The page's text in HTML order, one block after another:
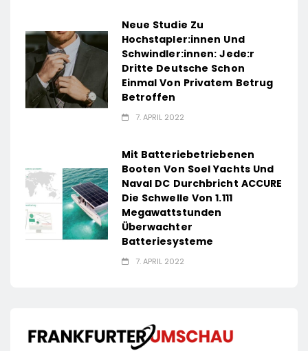
Neue Studie Zu
Hochstapler:innen Und
Schwindler:innen: Jede:r
Dritte Deutsche Schon
Einmal Von Privatem Betrug
Betroffen
7. APRIL 2022
Mit Batteriebetriebenen
Booten Von Soel Yachts Und
Naval DC Durchbricht ACCURE
Die Schwelle Von 1.111
Megawattstunden
Überwachter
Batteriesysteme
7. APRIL 2022